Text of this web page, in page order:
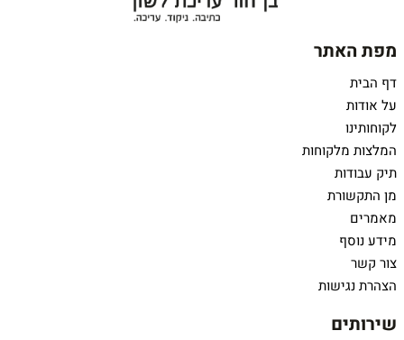
מפת האתר
דף הבית
על אודות
לקוחותינו
המלצות מלקוחות
תיק עבודות
מן התקשורת
מאמרים
מידע נוסף
צור קשר
הצהרת נגישות
שירותים